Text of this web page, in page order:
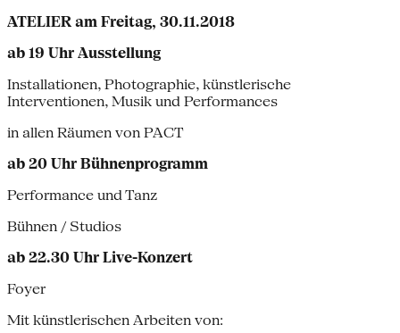
ATELIER am Freitag, 30.11.2018
ab 19 Uhr Ausstellung
Installationen, Photographie, künstlerische
Interventionen, Musik und Performances
in allen Räumen von PACT
ab 20 Uhr Bühnenprogramm
Performance und Tanz
Bühnen / Studios
ab 22.30 Uhr Live-Konzert
Foyer
Mit künstlerischen Arbeiten von: